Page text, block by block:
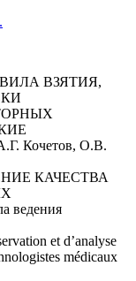
ВЗЯТИЯ,
Кочетов, О.В.
КАЧЕСТВА
ведения
et d’analyse
médicaux